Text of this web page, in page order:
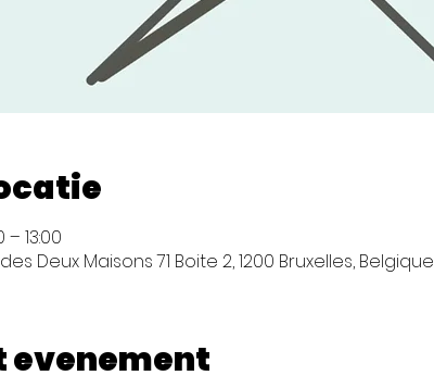
13:00
Deux Maisons 71 Boite 2, 1200 Bruxelles, Belgique
evenement